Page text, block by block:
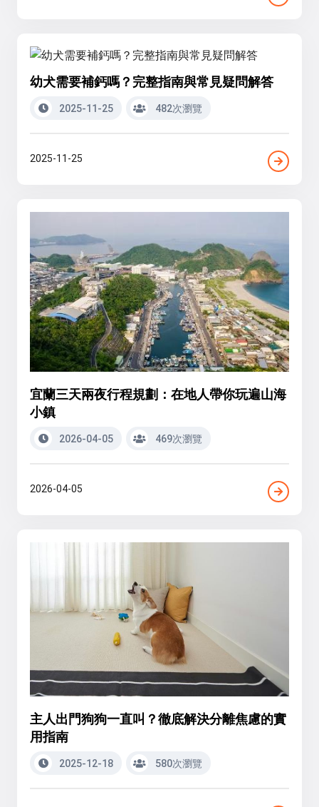
幼犬需要補鈣嗎？完整指南與常見疑問解答
2025-11-25 482次瀏覽
2025-11-25
宜蘭三天兩夜行程規劃：在地人帶你玩遍山海
小鎮
2026-04-05 469次瀏覽
2026-04-05
主人出門狗狗一直叫？徹底解決分離焦慮的實
用指南
2025-12-18 580次瀏覽